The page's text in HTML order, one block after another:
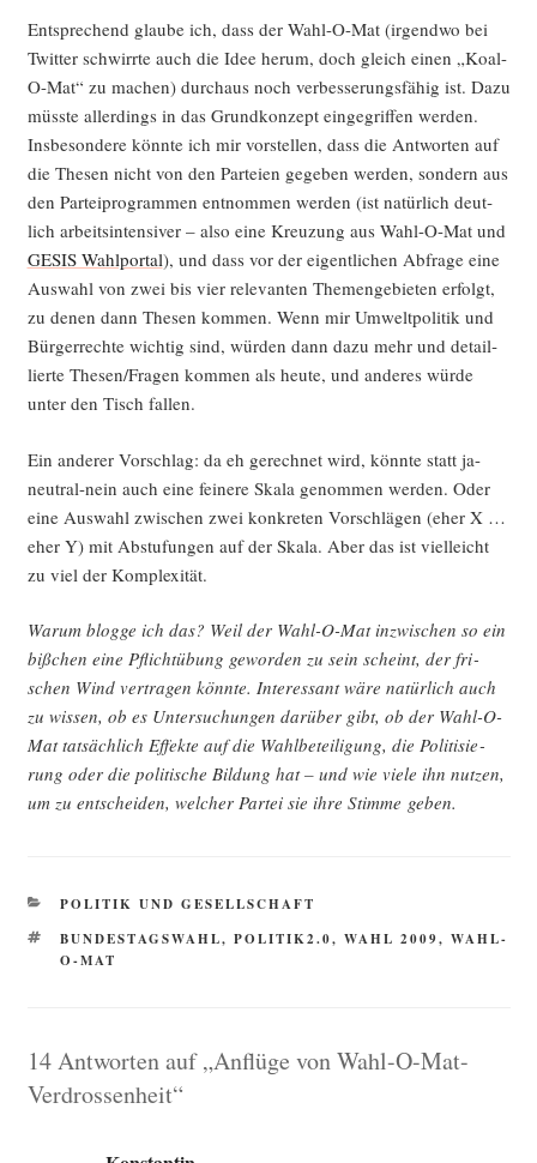
Ent­spre­chend glau­be ich, dass der Wahl-O-Mat (irgend­wo bei
Twit­ter schwirr­te auch die Idee her­um, doch gleich einen „Koal-
O-Mat“ zu machen) durch­aus noch ver­bes­se­rungs­fä­hig ist. Dazu
müss­te aller­dings in das Grund­kon­zept ein­ge­grif­fen wer­den.
Ins­be­son­de­re könn­te ich mir vor­stel­len, dass die Ant­wor­ten auf
die The­sen nicht von den Par­tei­en gege­ben wer­den, son­dern aus
den Par­tei­pro­gram­men ent­nom­men wer­den (ist natür­lich deut­
lich arbeits­in­ten­si­ver – also eine Kreu­zung aus Wahl-O-Mat und
GESIS Wahl­por­tal), und dass vor der eigent­li­chen Abfra­ge eine
Aus­wahl von zwei bis vier rele­van­ten The­men­ge­bie­ten erfolgt,
zu denen dann The­sen kom­men. Wenn mir Umwelt­po­li­tik und
Bür­ger­rech­te wich­tig sind, wür­den dann dazu mehr und detail­
lier­te Thesen/Fragen kom­men als heu­te, und ande­res wür­de
unter den Tisch fallen.
Ein ande­rer Vor­schlag: da eh gerech­net wird, könn­te statt ja-
neu­tral-nein auch eine fei­ne­re Ska­la genom­men wer­den. Oder
eine Aus­wahl zwi­schen zwei kon­kre­ten Vor­schlä­gen (eher X …
eher Y) mit Abstu­fun­gen auf der Ska­la. Aber das ist viel­leicht
zu viel der Komplexität.
War­um blog­ge ich das? Weil der Wahl-O-Mat inzwi­schen so ein
biß­chen eine Pflicht­übung gewor­den zu sein scheint, der fri­
schen Wind ver­tra­gen könn­te. Inter­es­sant wäre natür­lich auch
zu wis­sen, ob es Unter­su­chun­gen dar­über gibt, ob der Wahl-O-
Mat tat­säch­lich Effek­te auf die Wahl­be­tei­li­gung, die Poli­ti­sie­
rung oder die poli­ti­sche Bil­dung hat – und wie vie­le ihn nut­zen,
um zu ent­schei­den, wel­cher Par­tei sie ihre Stim­me geben.
KATEGORIEN
POLITIK UND GESELLSCHAFT
SCHLAGWÖRTER
BUNDESTAGSWAHL, POLITIK2.0, WAHL 2009, WAHL-
O-MAT
14 Antworten auf „Anflüge von Wahl-O-Mat-
Verdrossenheit“